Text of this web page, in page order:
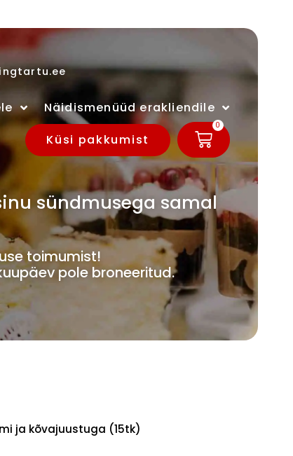
Näidismenüüd erakliendile
Küsi pakkumist
0
sündmusega samal
toimumist!
pole broneeritud.
ja kõvajuustuga (15tk)